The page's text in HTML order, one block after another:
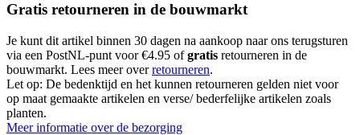
Gratis retourneren in de bouwmarkt
Je kunt dit artikel binnen 30 dagen na aankoop naar ons terugsturen
via een PostNL-punt voor €4.95 ofgratis retourneren in de
bouwmarkt. Lees meer overretourneren.
Let op: De bedenktijd en het kunnen retourneren gelden niet voor
op maat gemaakte artikelen en verse/ bederfelijke artikelen zoals
planten.
Meer informatie over de bezorging